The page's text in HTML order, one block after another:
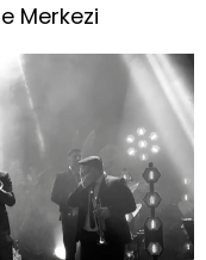
Merkezi